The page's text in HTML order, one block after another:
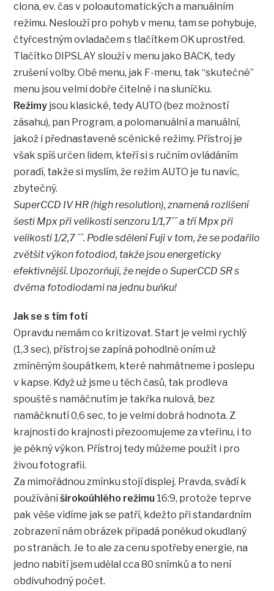
clona, ev. čas v poloautomatických a manuálním
režimu. Neslouží pro pohyb v menu, tam se pohybuje,
čtyřcestným ovladačem s tlačítkem OK uprostřed.
Tlačítko DIPSLAY slouží v menu jako BACK, tedy
zrušení volby. Obě menu, jak F-menu, tak “skutečné”
menu jsou velmi dobře čitelné i na sluníčku.
Režimy jsou klasické, tedy AUTO (bez možností
zásahu), pan Program, a polomanuální a manuální,
jakož i přednastavené scénické režimy. Přístroj je
však spíš určen lidem, kteří si s ručním ovládáním
poradí, takže si myslím, že režim AUTO je tu navíc,
zbytečný.
SuperCCD IV HR (high resolution), znamená rozlišení
šesti Mpx při velikosti senzoru 1/1,7´´ a tří Mpx při
velikosti 1/2,7 ´´. Podle sdělení Fuji v tom, že se podařilo
zvětšit výkon fotodiod, takže jsou energeticky
efektivnější. Upozorňuji, že nejde o SuperCCD SR s
dvěma fotodiodami na jednu buňku!
Jak se s tím fotí
Opravdu nemám co kritizovat. Start je velmi rychlý
(1,3 sec), přístroj se zapíná pohodlně oním už
zmíněným šoupátkem, které nahmátneme i poslepu
v kapse. Když už jsme u těch časů, tak prodleva
spouště s namáčnutím je takřka nulová, bez
namáčknutí 0,6 sec, to je velmi dobrá hodnota. Z
krajnosti do krajnosti přezoomujeme za vteřinu, i to
je pěkný výkon. Přístroj tedy můžeme použít i pro
živou fotografii.
Za mimořádnou zmínku stojí displej. Pravda, svádí k
používáníširokoúhlého režimu 16:9, protože teprve
pak věše vidíme jak se patří, kdežto při standardním
zobrazení nám obrázek připadá poněkud okudlaný
po stranách. Je to ale za cenu spotřeby energie, na
jedno nabití jsem udělal cca 80 snímků a to není
obdivuhodný počet.